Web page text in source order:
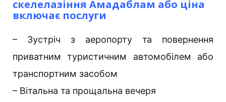
скелелазіння Амадаблам або ціна
включає послуги
– Зустріч з аеропорту та повернення
приватним туристичним автомобілем або
транспортним засобом
– Вітальна та прощальна вечеря